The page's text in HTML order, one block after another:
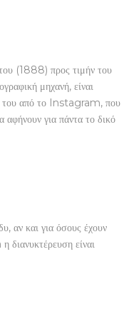
(1888) προς τιμήν του
μηχανή, είναι
του από το Instagram, που
αφήνουν για πάντα το δικό
αν και για όσους έχουν
είναι